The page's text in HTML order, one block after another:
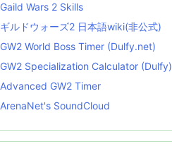
Gaild Wars 2 Skills
ギルドウォーズ2 日本語wiki(非公式)
GW2 World Boss Timer (Dulfy.net)
GW2 Specialization Calculator (Dulfy)
Advanced GW2 Timer
ArenaNet's SoundCloud